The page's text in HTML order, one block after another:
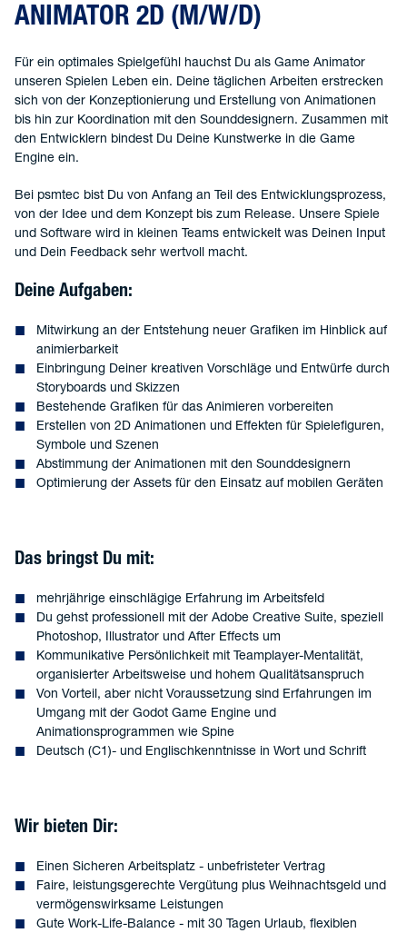
ANIMATOR 2D (M/W/D)
Für ein optimales Spielgefühl hauchst Du als Game Animator
unseren Spielen Leben ein. Deine täglichen Arbeiten erstrecken
sich von der Konzeptionierung und Erstellung von Animationen
bis hin zur Koordination mit den Sounddesignern. Zusammen mit
den Entwicklern bindest Du Deine Kunstwerke in die Game
Engine ein.
Bei psmtec bist Du von Anfang an Teil des Entwicklungsprozess,
von der Idee und dem Konzept bis zum Release. Unsere Spiele
und Software wird in kleinen Teams entwickelt was Deinen Input
und Dein Feedback sehr wertvoll macht.
Deine Aufgaben:
Mitwirkung an der Entstehung neuer Grafiken im Hinblick auf
animierbarkeit
Einbringung Deiner kreativen Vorschläge und Entwürfe durch
Storyboards und Skizzen
Bestehende Grafiken für das Animieren vorbereiten
Erstellen von 2D Animationen und Effekten für Spielefiguren,
Symbole und Szenen
Abstimmung der Animationen mit den Sounddesignern
Optimierung der Assets für den Einsatz auf mobilen Geräten
Das bringst Du mit:
mehrjährige einschlägige Erfahrung im Arbeitsfeld
Du gehst professionell mit der Adobe Creative Suite, speziell
Photoshop, Illustrator und After Effects um
Kommunikative Persönlichkeit mit Teamplayer-Mentalität,
organisierter Arbeitsweise und hohem Qualitätsanspruch
Von Vorteil, aber nicht Voraussetzung sind Erfahrungen im
Umgang mit der Godot Game Engine und
Animationsprogrammen wie Spine
Deutsch (C1)- und Englischkenntnisse in Wort und Schrift
Wir bieten Dir:
Einen Sicheren Arbeitsplatz - unbefristeter Vertrag
Faire, leistungsgerechte Vergütung plus Weihnachtsgeld und
vermögenswirksame Leistungen
Gute Work-Life-Balance - mit 30 Tagen Urlaub, flexiblen